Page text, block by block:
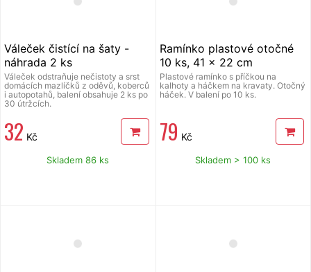
Váleček čistící na šaty -
náhrada 2 ks
Váleček odstraňuje nečistoty a srst
domácích mazlíčků z oděvů, koberců
i autopotahů, balení obsahuje 2 ks po
30 útržcích.
32 Kč
Skladem 86 ks
Ramínko plastové otočné
10 ks, 41 x 22 cm
Plastové ramínko s příčkou na
kalhoty a háčkem na kravaty. Otočný
háček. V balení po 10 ks.
79 Kč
Skladem > 100 ks